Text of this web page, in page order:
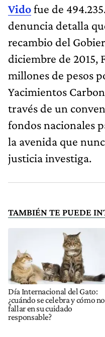
Vidofue de
denuncia detalla
recambio del
diciembre de 2015,
millones de pesos
Yacimientos
través de un
fondos nacionales
la avenida que
justicia investiga.
TAMBIÉN TE PUEDE
Día Internacional del Gato:
¿cuándo se celebra y cómo no
fallar en su cuidado
responsable?